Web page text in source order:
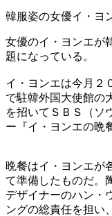
韓服姿の女優イ・ヨ
女優のイ・ヨンエが
題になっている。
イ・ヨンエは今月２
で駐韓外国大使館の
を招いてＳＢＳ（ソ
ー『イ・ヨンエの晩
晩餐はイ・ヨンエが
て準備したものだ。
デザイナーのハン・
ングの総責任を担い